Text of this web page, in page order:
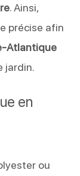
. Ainsi,
précise afin
Atlantique
jardin.
en
ou